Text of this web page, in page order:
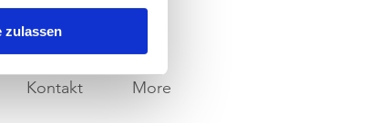
zulassen
Kontakt More